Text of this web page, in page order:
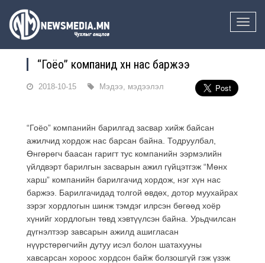
Toggle
“Гоёо” компанид хүн нас баржээ
2018-10-15 Мэдээ, мэдээлэл
“Гоёо” компанийн барилгад засвар хийж байсан
ажилчид хордож нас барсан байна. Тодруулбал,
Өнгөрөгч баасан гаригт тус компанийн ээрмэлийн
үйлдвэрт барилгын засварын ажил гүйцэтгэж “Мөнх
харш” компанийн барилгачид хордож, нэг хүн нас
баржээ. Барилгачидад толгой өвдөх, дотор муухайрах
зэрэг хордлогын шинж тэмдэг илрсэн бөгөөд хоёр
хүнийг хордлогын төвд хэвтүүлсэн байна. Урьдчилсан
дүгнэлтээр завсарын ажилд ашигласан
нүүрстөрөгчийн дутуу исэл болон шатахууны
хавсарсан хороос хордсон байж болзошгүй гэж үзэж